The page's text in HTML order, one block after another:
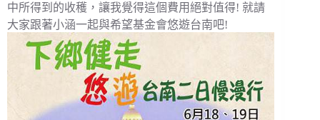
中所得到的收穫，讓我覺得這個費用絕對值得! 就請
大家跟著小涵一起與希望基金會悠遊台南吧!